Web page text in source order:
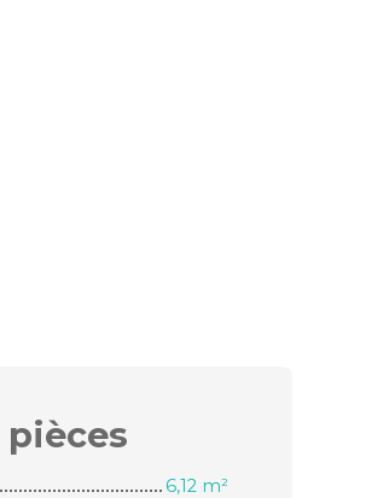
pièces
6,12 m²